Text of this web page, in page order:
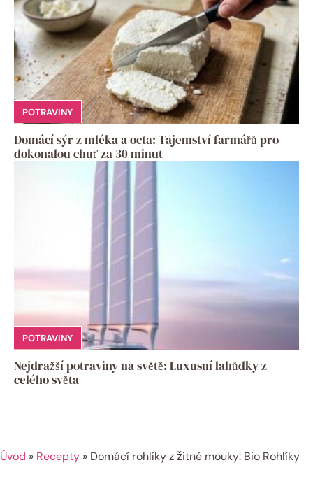
POTRAVINY
Domácí sýr z mléka a octa: Tajemství farmářů pro
dokonalou chuť za 30 minut
POTRAVINY
Nejdražší potraviny na světě: Luxusní lahůdky z
celého světa
Úvod » Recepty » Domácí rohlíky z žitné mouky: Bio Rohlíky